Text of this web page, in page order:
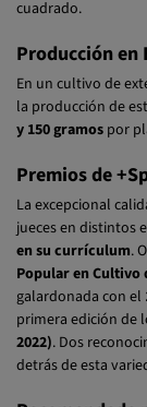
En un cultivo de
la producción de
y 150 gramospor
La excepcional
jueces en distintos
en su currículum.
Popular en
galardonada con el
primera edición de
2022). Dos
detrás de esta